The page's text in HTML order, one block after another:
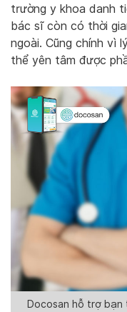
trường y khoa danh
bác sĩ còn có thời
ngoài. Cũng chính vì
thể yên tâm được
Docosan hỗ trợ bạn